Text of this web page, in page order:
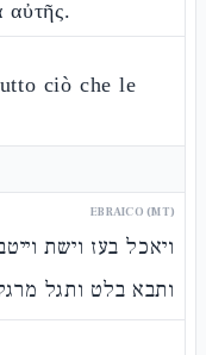
αὐτῆς.
ciò che le
EBRAICO (MT)
ויאכל בעז וישת
ותבא בלט ותגל